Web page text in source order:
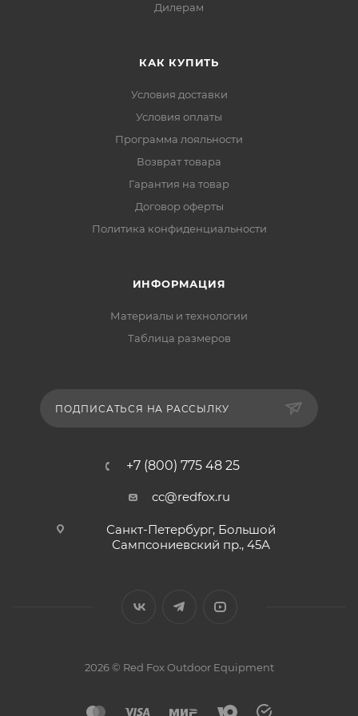
Дилерам
КАК КУПИТЬ
Условия доставки
Условия оплаты
Программа лояльности
Возврат товара
Гарантия на товар
Договор оферты
Политика конфиденциальности
ИНФОРМАЦИЯ
Материалы и технологии
Таблица размеров
ПОДПИСАТЬСЯ НА РАССЫЛКУ
+7 (800) 775 48 25
cc@redfox.ru
Санкт-Петербург, Большой
Сампсониевский пр., 45А
2026 © Red Fox Outdoor Equipment